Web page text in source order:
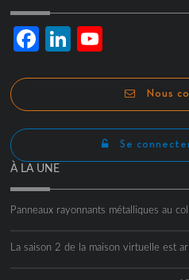
FacebookLinkedIn
Nous
Se
À LA UNE
Panneaux rayonnants métalliques au
La saison 2 de la maison virtuelle est